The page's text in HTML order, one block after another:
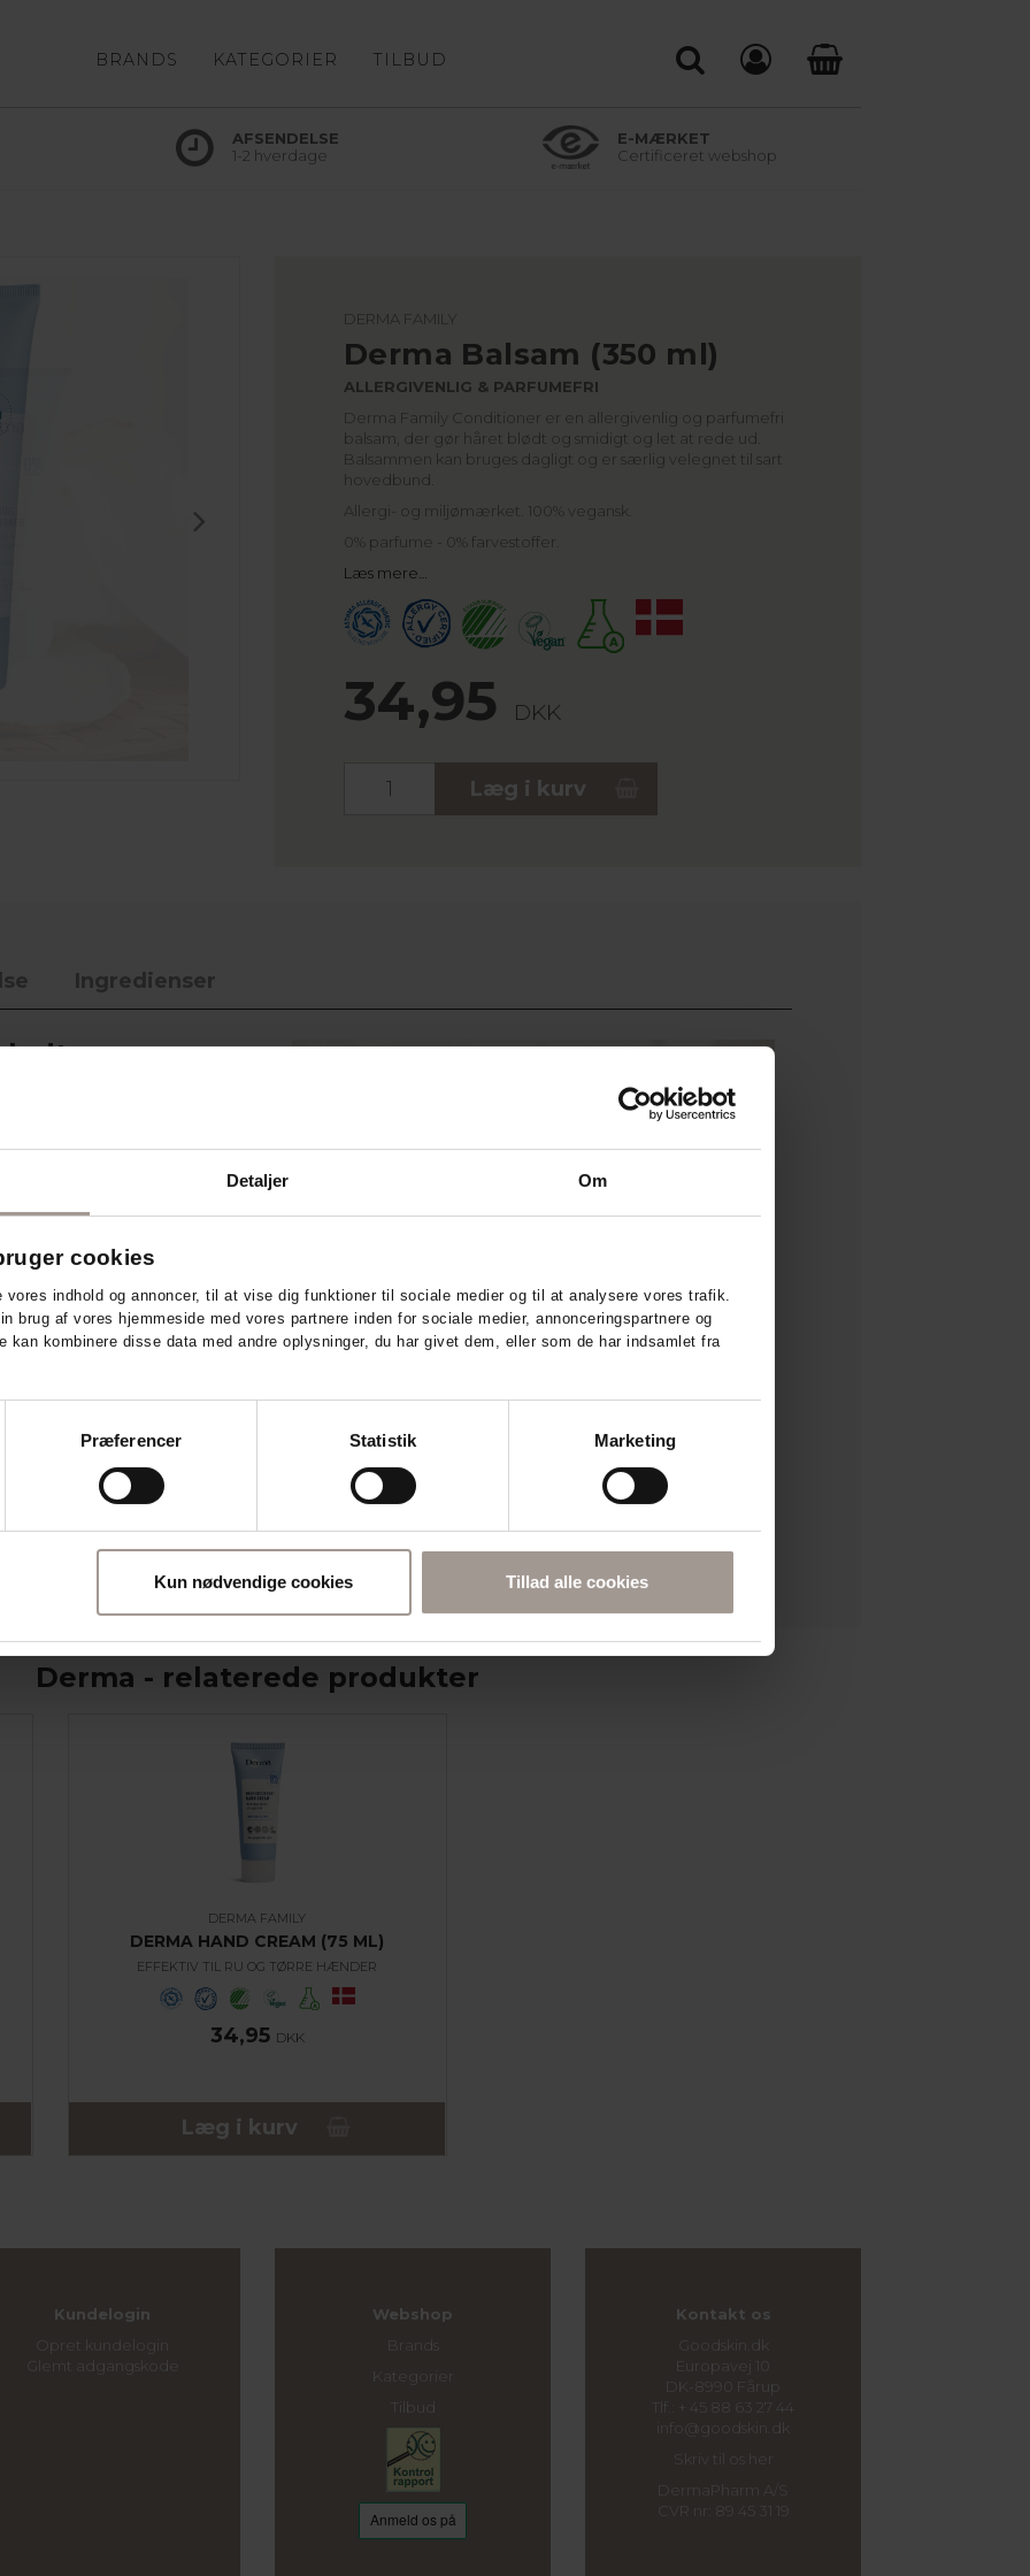
Detaljer Om
cookies
indhold og annoncer, til at vise dig funktioner til sociale medier og til at analysere vores trafik.
brug af vores hjemmeside med vores partnere inden for sociale medier, annonceringspartnere og
kan kombinere disse data med andre oplysninger, du har givet dem, eller som de har indsamlet fra
Præferencer Statistik Marketing
Kun nødvendige cookies Tillad alle cookies
BRANDS KATEGORIER TILBUD
AFSENDELSE
1-2 hverdage
E-MÆRKET
Certificeret webshop
DERMA FAMILY
Derma Balsam (350 ml)
ALLERGIVENLIG & PARFUMEFRI
Derma Family Conditioner er en allergivenlig og parfumefri
balsam, der gør håret blødt og smidigt og let at rede ud.
Balsammen kan bruges dagligt og er særlig velegnet til sart
hovedbund.
Allergi- og miljømærket. 100% vegansk.
0% parfume - 0% farvestoffer.
Læs mere…
34,95 DKK
Læg i kurv
Ingredienser
og
og parfumefri balsam,
rede ud. Balsammen
der giver fugt og pleje
ud
AllergyCertified og
Den er fri for parfume og
for allergiske reaktioner.
fra Forbrugerrådet
Derma - relaterede produkter
DERMA FAMILY
DERMA HAND CREAM (75 ML)
EFFEKTIV TIL RU OG TØRRE HÆNDER
34,95 DKK
Læg i kurv
Kundelogin
Opret kundelogin
Glemt adgangskode
Webshop
Brands
Kategorier
Tilbud
Kontakt os
Goodskin.dk
Europavej 10
DK-8990 Fårup
Tlf.: + 45 88 63 27 44
info@goodskin.dk
Skriv til os her
DermaPharm A/S
CVR nr: 89 45 31 19